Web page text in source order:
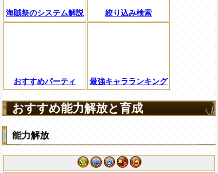
海賊祭のシステム解説 絞り込み検索
おすすめパーティ 最強キャラランキング
おすすめ能力解放と育成
能力解放